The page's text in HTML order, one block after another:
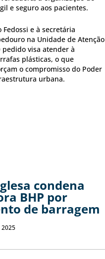
e seguro aos pacientes.
e à secretária
na Unidade de Atenção
pedido visa atender à
plásticas, o que
o compromisso do Poder
urbana.
condena
BHP por
de barragem